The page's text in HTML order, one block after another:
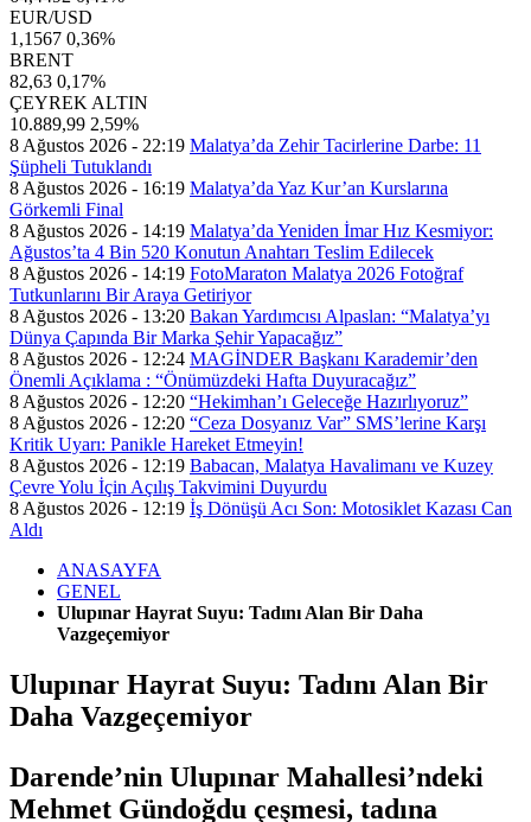
EUR/USD
1,1567 0,36%
BRENT
82,63 0,17%
ÇEYREK ALTIN
10.889,99 2,59%
8 Ağustos 2026 - 22:19 Malatya’da Zehir Tacirlerine Darbe: 11
Şüpheli Tutuklandı
8 Ağustos 2026 - 16:19 Malatya’da Yaz Kur’an Kurslarına
Görkemli Final
8 Ağustos 2026 - 14:19 Malatya’da Yeniden İmar Hız Kesmiyor:
Ağustos’ta 4 Bin 520 Konutun Anahtarı Teslim Edilecek
8 Ağustos 2026 - 14:19 FotoMaraton Malatya 2026 Fotoğraf
Tutkunlarını Bir Araya Getiriyor
8 Ağustos 2026 - 13:20 Bakan Yardımcısı Alpaslan: “Malatya’yı
Dünya Çapında Bir Marka Şehir Yapacağız”
8 Ağustos 2026 - 12:24 MAGİNDER Başkanı Karademir’den
Önemli Açıklama : “Önümüzdeki Hafta Duyuracağız”
8 Ağustos 2026 - 12:20 “Hekimhan’ı Geleceğe Hazırlıyoruz”
8 Ağustos 2026 - 12:20 “Ceza Dosyanız Var” SMS’lerine Karşı
Kritik Uyarı: Panikle Hareket Etmeyin!
8 Ağustos 2026 - 12:19 Babacan, Malatya Havalimanı ve Kuzey
Çevre Yolu İçin Açılış Takvimini Duyurdu
8 Ağustos 2026 - 12:19 İş Dönüşü Acı Son: Motosiklet Kazası Can
Aldı
ANASAYFA
GENEL
Ulupınar Hayrat Suyu: Tadını Alan Bir Daha
Vazgeçemiyor
Ulupınar Hayrat Suyu: Tadını Alan Bir
Daha Vazgeçemiyor
Darende’nin Ulupınar Mahallesi’ndeki
Mehmet Gündoğdu çeşmesi, tadına